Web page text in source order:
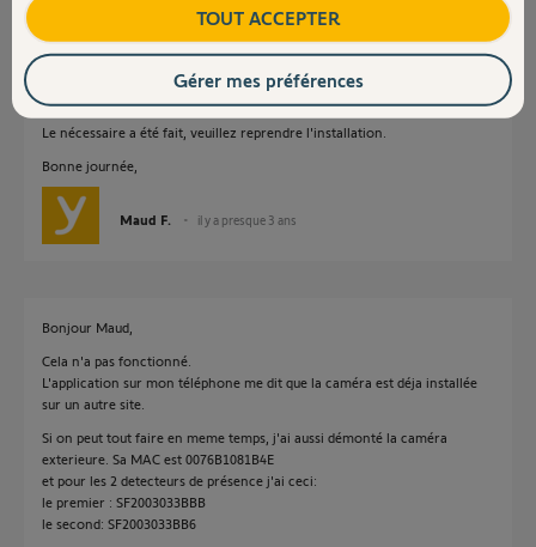
Michel,
Le nécessaire a été fait, veuillez reprendre l'installation.
Bonne journée,
Maud F. il y a presque 3 ans
Bonjour Maud,
Cela n'a pas fonctionné.
L'application sur mon téléphone me dit que la caméra est déja installée
sur un autre site.
Si on peut tout faire en meme temps, j'ai aussi démonté la caméra
exterieure. Sa MAC est 0076B1081B4E
et pour les 2 detecteurs de présence j'ai ceci:
le premier : SF2003033BBB
le second: SF2003033BB6
TOUT ACCEPTER
Gérer mes préférences